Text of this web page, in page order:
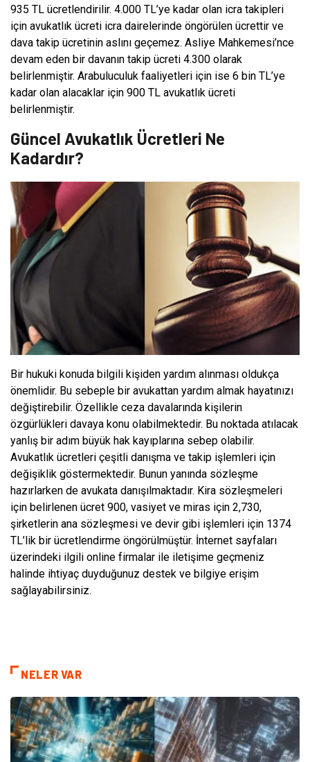
935 TL ücretlendirilir. 4.000 TL’ye kadar olan icra takipleri
için avukatlık ücreti icra dairelerinde öngörülen ücrettir ve
dava takip ücretinin aslını geçemez. Asliye Mahkemesi’nce
devam eden bir davanın takip ücreti 4.300 olarak
belirlenmiştir. Arabuluculuk faaliyetleri için ise 6 bin TL’ye
kadar olan alacaklar için 900 TL avukatlık ücreti
belirlenmiştir.
Güncel Avukatlık Ücretleri Ne
Kadardır?
Bir hukuki konuda bilgili kişiden yardım alınması oldukça
önemlidir. Bu sebeple bir avukattan yardım almak hayatınızı
değiştirebilir. Özellikle ceza davalarında kişilerin
özgürlükleri davaya konu olabilmektedir. Bu noktada atılacak
yanlış bir adım büyük hak kayıplarına sebep olabilir.
Avukatlık ücretleri çeşitli danışma ve takip işlemleri için
değişiklik göstermektedir. Bunun yanında sözleşme
hazırlarken de avukata danışılmaktadır. Kira sözleşmeleri
için belirlenen ücret 900, vasiyet ve miras için 2,730,
şirketlerin ana sözleşmesi ve devir gibi işlemleri için 1374
TL’lik bir ücretlendirme öngörülmüştür. İnternet sayfaları
üzerindeki ilgili online firmalar ile iletişime geçmeniz
halinde ihtiyaç duyduğunuz destek ve bilgiye erişim
sağlayabilirsiniz.
NELER VAR